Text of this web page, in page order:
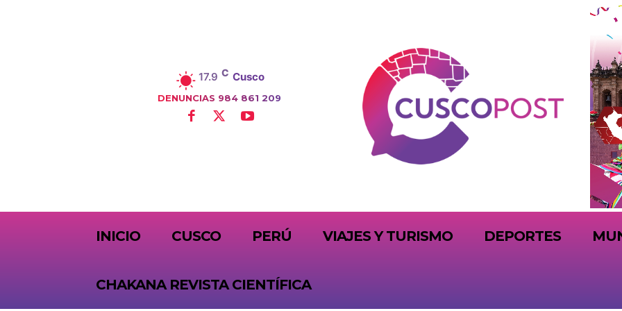
17.9 C Cusco
DENUNCIAS 984 861 209
INICIO CUSCO PERÚ VIAJES Y TURISMO DEPORTES
CHAKANA REVISTA CIENTÍFICA